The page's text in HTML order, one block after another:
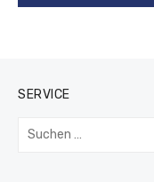
SERVICE
Suchen